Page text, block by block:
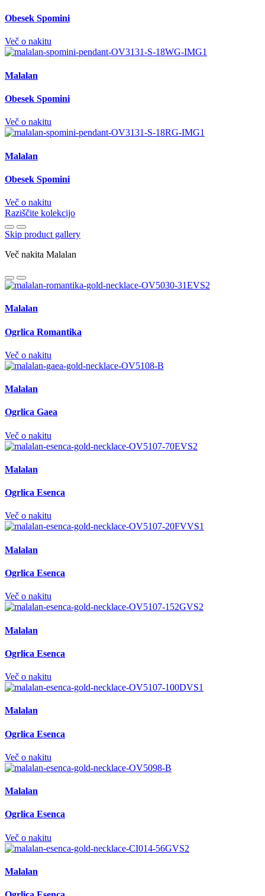
Obesek Spomini
Več o nakitu
Malalan
Obesek Spomini
Več o nakitu
Malalan
Obesek Spomini
Več o nakitu
Raziščite kolekcijo
Skip product gallery
Več nakita Malalan
Malalan
Ogrlica Romantika
Več o nakitu
Malalan
Ogrlica Gaea
Več o nakitu
Malalan
Ogrlica Esenca
Več o nakitu
Malalan
Ogrlica Esenca
Več o nakitu
Malalan
Ogrlica Esenca
Več o nakitu
Malalan
Ogrlica Esenca
Več o nakitu
Malalan
Ogrlica Esenca
Več o nakitu
Malalan